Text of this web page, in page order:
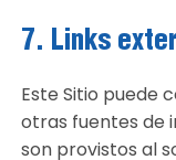
7. Links
Este Sitio puede
otras fuentes de
son provistos al